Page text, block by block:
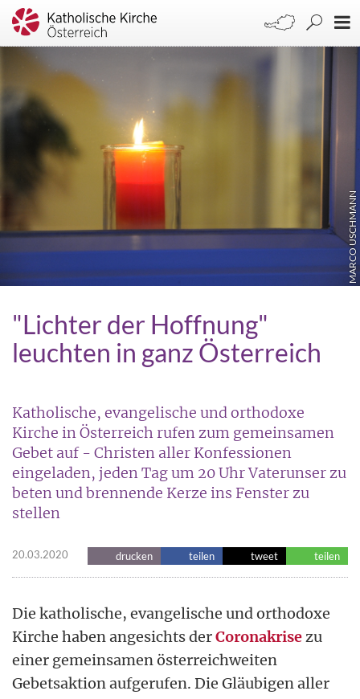
MARCO USCHMANN
"Lichter der Hoffnung"
leuchten in ganz Österreich
Katholische, evangelische und orthodoxe
Kirche in Österreich rufen zum gemeinsamen
Gebet auf - Christen aller Konfessionen
eingeladen, jeden Tag um 20 Uhr Vaterunser zu
beten und brennende Kerze ins Fenster zu
stellen
20.03.2020 drucken teilen tweet teilen
Die katholische, evangelische und orthodoxe
Kirche haben angesichts derCoronakrisezu
einer gemeinsamen österreichweiten
Gebetsaktion aufgerufen. Die Gläubigen aller